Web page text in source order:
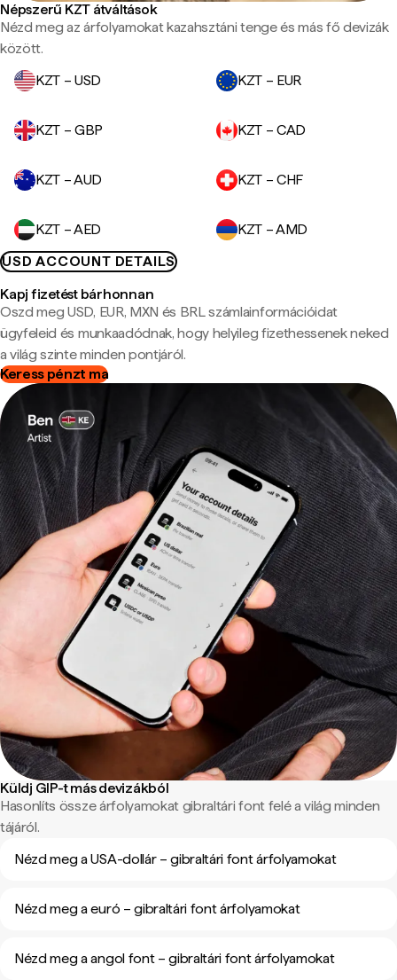
Népszerű KZT átváltások
Nézd meg az árfolyamokat kazahsztáni tenge és más fő devizák
között.
KZT – USD
KZT – EUR
KZT – GBP KZT – CAD
KZT – AUD KZT – CHF
KZT – AED
KZT – AMD
USD ACCOUNT DETAILS
Kapj fizetést bárhonnan
Oszd meg USD, EUR, MXN és BRL számlainformációidat
ügyfeleid és munkaadódnak, hogy helyileg fizethessenek neked
a világ szinte minden pontjáról.
Keress pénzt ma
Küldj GIP-t más devizákból
Hasonlíts össze árfolyamokat gibraltári font felé a világ minden
tájáról.
Nézd meg a USA-dollár – gibraltári font árfolyamokat
Nézd meg a euró – gibraltári font árfolyamokat
Nézd meg a angol font – gibraltári font árfolyamokat